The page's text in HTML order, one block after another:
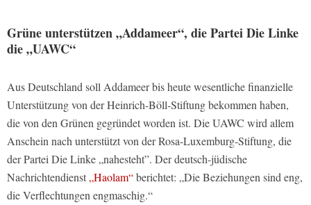
Grüne unterstützen „Addameer“, die Partei Die Linke
die „UAWC“
Aus Deutschland soll Addameer bis heute wesentliche finanzielle
Unterstützung von der Heinrich-Böll-Stiftung bekommen haben,
die von den Grünen gegründet worden ist. Die UAWC wird allem
Anschein nach unterstützt von der Rosa-Luxemburg-Stiftung, die
der Partei Die Linke „nahesteht”. Der deutsch-jüdische
Nachrichtendienst„Haolam“berichtet: „Die Beziehungen sind eng,
die Verflechtungen engmaschig.“